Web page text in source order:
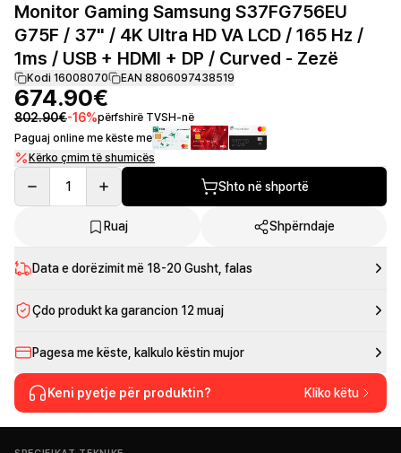
Monitor Gaming Samsung S37FG756EU
G75F / 37" / 4K Ultra HD VA LCD / 165 Hz /
1ms / USB + HDMI + DP / Curved - Zezë
Kodi 16008070 EAN 8806097438519
674.90€
802.90€-16%përfshirë TVSH-në
Paguaj online me këste me
Kërko çmim të shumicës
1 Shto në shportë
Ruaj Shpërndaje
Data e dorëzimit më 18-20 Gusht , falas
Çdo produkt ka garancion 12 muaj
Pagesa me këste, kalkulo këstin mujor
Keni pyetje për produktin? Kliko këtu